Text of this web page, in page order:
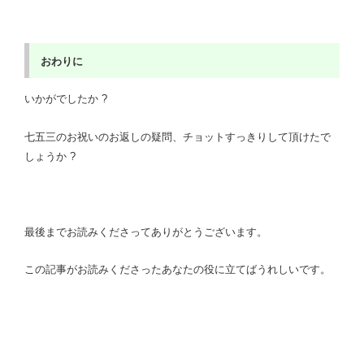
おわりに
いかがでしたか ?
七五三のお祝いのお返しの疑問、チョットすっきりして頂けたで
しょうか ?
最後までお読みくださってありがとうございます。
この記事がお読みくださったあなたの役に立てばうれしいです。